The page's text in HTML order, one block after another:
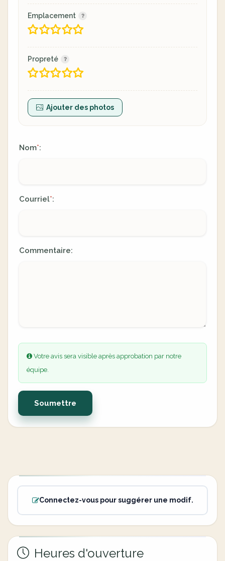
Emplacement
Propreté
Ajouter des photos
Nom*:
Courriel*:
Commentaire:
Votre avis sera visible après approbation par notre
équipe.
Soumettre
Connectez-vous pour suggérer une modif.
Heures d'ouverture